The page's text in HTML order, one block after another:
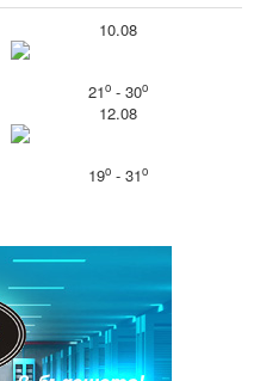
10.08
21o- 30o
12.08
19o- 31o